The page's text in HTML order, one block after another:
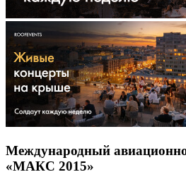
Международный
«МАКС 2015»